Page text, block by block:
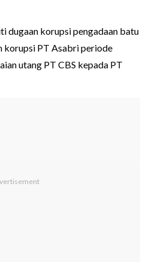
dugaan korupsi pengadaan batu
korupsi PT Asabri periode
utang PT CBS kepada PT